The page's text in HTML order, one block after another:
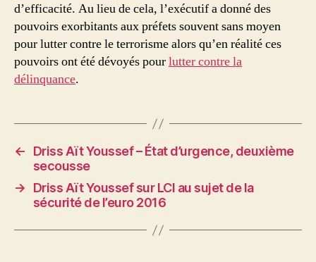
d’efficacité. Au lieu de cela, l’exécutif a donné des
pouvoirs exorbitants aux préfets souvent sans moyen
pour lutter contre le terrorisme alors qu’en réalité ces
pouvoirs ont été dévoyés pourlutter contre la
délinquance.
←
Driss Aït Youssef – État d’urgence, deuxième
secousse
→
Driss Aït Youssef sur LCI au sujet de la
sécurité de l’euro 2016